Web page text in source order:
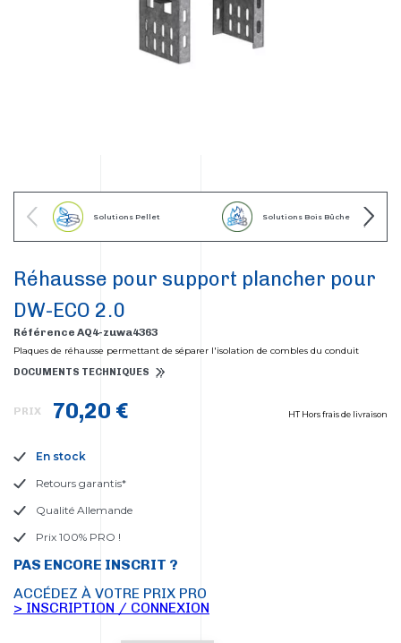
Solutions Pellet Solutions Bois Bûche
Réhausse pour support plancher pour
DW-ECO 2.0
Référence AQ4-zuwa4363
Plaques de réhausse permettant de séparer l'isolation de combles du conduit
DOCUMENTS TECHNIQUES
PRIX 70,20 € HT Hors frais de livraison
En stock
Retours garantis*
Qualité Allemande
Prix 100% PRO !
PAS ENCORE INSCRIT ?
ACCÉDEZ À VOTRE PRIX PRO
> INSCRIPTION / CONNEXION